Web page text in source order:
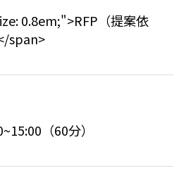
0.8em;">RFP（提案依
span>
（60分）